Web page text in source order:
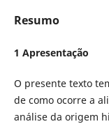
Resumo
1 Apresentação
O presente texto
de como ocorre a
análise da origem